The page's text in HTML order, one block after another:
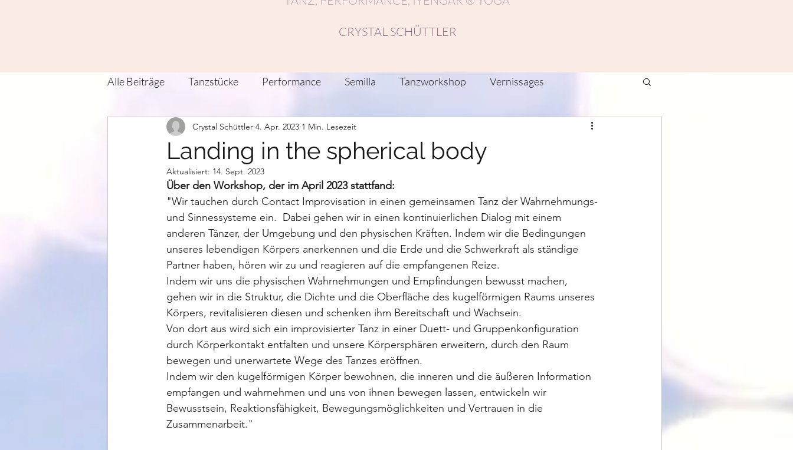
Alle Beiträge Tanzstücke Performance Semilla Tanzworkshop Vernissages
Zeit Tanz Land Verein Künstlerische Reflektionen/Beiträge Yoga
Contact Improvisation Tanz-Residenzen
Landing in the spherical body
Crystal Schüttler 4. Apr. 2023 1 Min. Lesezeit
Aktualisiert: 14. Sept. 2023
Über den Workshop, der im April 2023 stattfand:
"Wir tauchen durch Contact Improvisation in einen gemeinsamen Tanz der Wahrnehmungs-
und Sinnessysteme ein.  Dabei gehen wir in einen kontinuierlichen Dialog mit einem
anderen Tänzer, der Umgebung und den physischen Kräften. Indem wir die Bedingungen
unseres lebendigen Körpers anerkennen und die Erde und die Schwerkraft als ständige
Partner haben, hören wir zu und reagieren auf die empfangenen Reize.
Indem wir uns die physischen Wahrnehmungen und Empfindungen bewusst machen,
gehen wir in die Struktur, die Dichte und die Oberfläche des kugelförmigen Raums unseres
Körpers, revitalisieren diesen und schenken ihm Bereitschaft und Wachsein.
Von dort aus wird sich ein improvisierter Tanz in einer Duett- und Gruppenkonfiguration
durch Körperkontakt entfalten und unsere Körpersphären erweitern, durch den Raum
bewegen und unerwartete Wege des Tanzes eröffnen.
Indem wir den kugelförmigen Körper bewohnen, die inneren und die äußeren Information
empfangen und wahrnehmen und uns von ihnen bewegen lassen, entwickeln wir
Bewusstsein, Reaktionsfähigkeit, Bewegungsmöglichkeiten und Vertrauen in die
Zusammenarbeit."
CRYSTAL SCHÜTTLER